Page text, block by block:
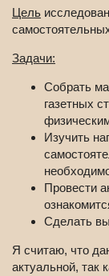
Цель
Задачи:
Собрать
газетных
Изучить
Провести
Сделать
Я считаю, что
актуальной, так